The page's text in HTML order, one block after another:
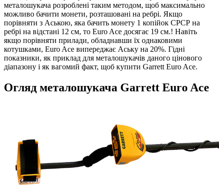
металошукача розроблені таким методом, щоб максимально
можливо бачити монети, розташовані на ребрі. Якщо
порівняти з Аською, яка бачить монету 1 копійок СРСР на
ребрі на відстані 12 см, то Euro Ace досягає 19 см.! Навіть
якщо порівняти прилади, обладнавши їх однаковими
котушками, Euro Ace випереджає Аську на 20%. Гідні
показники, як приклад для металошукачів даного цінового
діапазону і як вагомий факт, щоб купити Garrett Euro Ace.
Огляд металошукача Garrett Euro Ace